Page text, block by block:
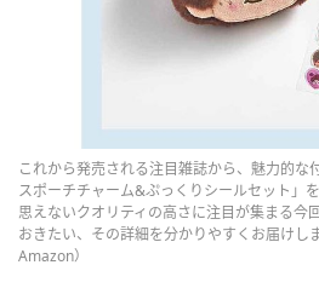
これから発売される注目雑誌から、魅力的な
スポーチチャーム&ぷっくりシールセット」
思えないクオリティの高さに注目が集まる今
おきたい、その詳細を分かりやすくお届けし
Amazon）